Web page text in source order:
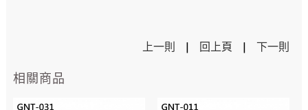
上一則 回上頁 下一則
相關商品